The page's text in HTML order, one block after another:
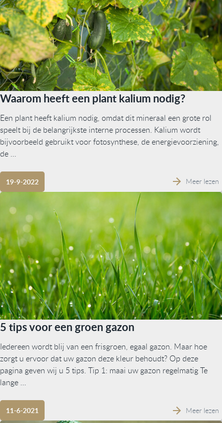
Waarom heeft een plant kalium nodig?
Een plant heeft kalium nodig, omdat dit mineraal een grote rol
speelt bij de belangrijkste interne processen. Kalium wordt
bijvoorbeeld gebruikt voor fotosynthese, de energievoorziening,
de ...
19-9-2022 Meer lezen
5 tips voor een groen gazon
Iedereen wordt blij van een frisgroen, egaal gazon. Maar hoe
zorgt u ervoor dat uw gazon deze kleur behoudt? Op deze
pagina geven wij u 5 tips. Tip 1: maai uw gazon regelmatig Te
lange ...
11-6-2021 Meer lezen